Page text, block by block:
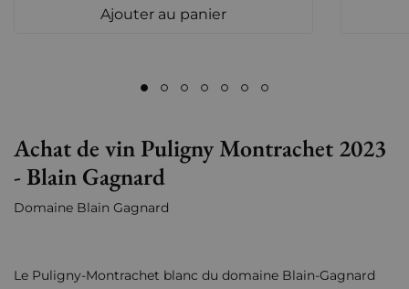
Ajouter au panier
Achat de vin Puligny Montrachet 2023
- Blain Gagnard
Domaine Blain Gagnard
Le Puligny-Montrachet blanc du domaine Blain-Gagnard